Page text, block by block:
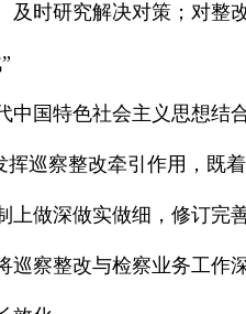
时研究解决对策；对整
中国特色社会主义思想
挥巡察整改牵引作用，
做深做实做细，修订
察整改与检察业务工